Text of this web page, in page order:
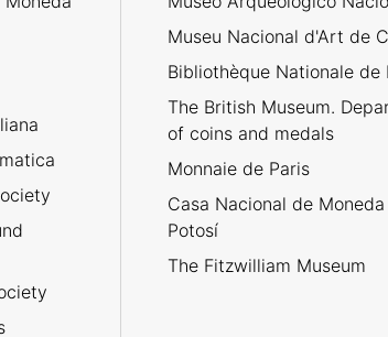
Museu Nacional d'Art de
Bibliothèque Nationale de
The British Museum.
of coins and medals
Monnaie de Paris
Casa Nacional de
Potosí
The Fitzwilliam Museum